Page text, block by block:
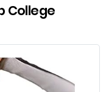
College